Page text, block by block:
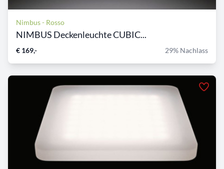
Nimbus - Rosso
NIMBUS Deckenleuchte CUBIC...
€ 169,- 29% Nachlass